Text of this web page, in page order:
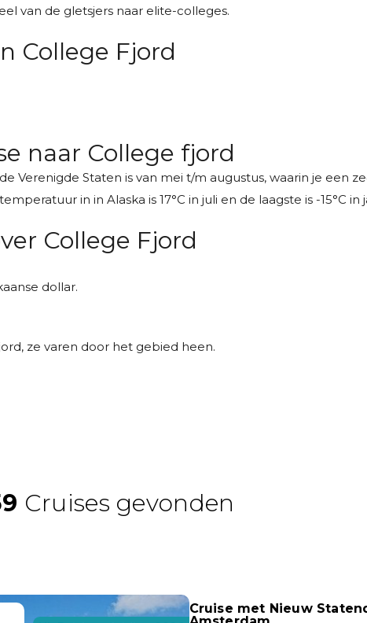
van de gletsjers naar elite-colleges.
College Fjord
naar College fjord
Verenigde Staten is van mei t/m augustus, waarin je
in in Alaska is 17°C in juli en de laagste is -15°C in
College Fjord
dollar.
ze varen door het gebied heen.